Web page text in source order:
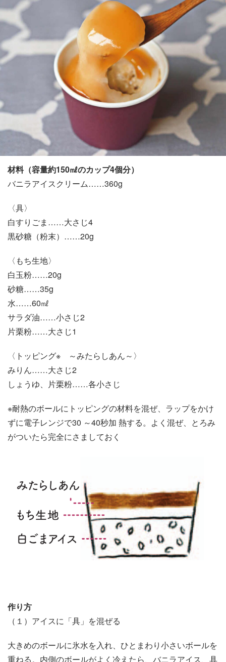
材料（容量約150㎖のカップ4個分）
バニラアイスクリーム……360g
〈具〉
白すりごま……大さじ4
黒砂糖（粉末）……20g
〈もち生地〉
白玉粉……20g
砂糖……35g
水……60㎖
サラダ油……小さじ2
片栗粉……大さじ1
〈トッピング※ ～みたらしあん～〉
みりん……大さじ2
しょうゆ、片栗粉……各小さじ
※耐熱のボールにトッピングの材料を混ぜ、ラップをかけ
ずに電子レンジで30 ～40秒加 熱する。よく混ぜ、とろみ
がついたら完全にさましておく
作り方
（１）アイスに「具」を混ぜる
大きめのボールに氷水を入れ、ひとまわり小さいボールを
重ねる。内側のボールがよく冷えたら、バニラアイス、具